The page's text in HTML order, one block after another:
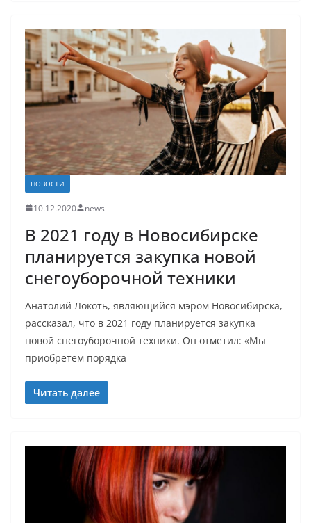
НОВОСТИ
10.12.2020 news
В 2021 году в Новосибирске
планируется закупка новой
снегоуборочной техники
Анатолий Локоть, являющийся мэром Новосибирска,
рассказал, что в 2021 году планируется закупка
новой снегоуборочной техники. Он отметил: «Мы
приобретем порядка
Читать далее